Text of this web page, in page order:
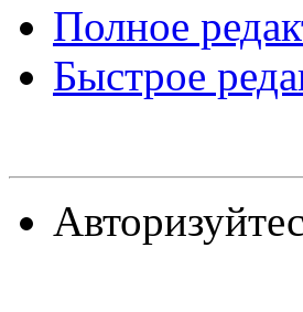
Полное
Быстрое